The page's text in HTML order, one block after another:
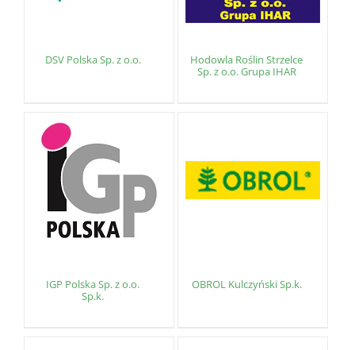
DSV Polska Sp. z o.o.
Hodowla Roślin Strzelce
Sp. z o.o. Grupa IHAR
IGP Polska Sp. z o.o.
Sp.k.
OBROL Kulczyński Sp.k.